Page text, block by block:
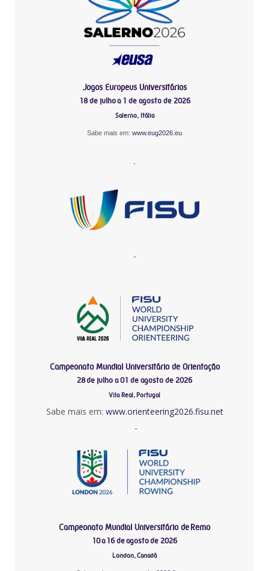
Jogos Europeus Universitários
18 de julho a 1 de agosto de 2026
Salerno, Itália
Sabe mais em: www.eug2026.eu
-
-
Campeonato Mundial Universitário de Orientação
28 de julho a 01 de agosto de 2026
Vila Real, Portugal
Sabe mais em: www.orienteering2026.fisu.net
-
Campeonato Mundial Universitário de Remo
10 a 16 de agosto de 2026
London, Canadá